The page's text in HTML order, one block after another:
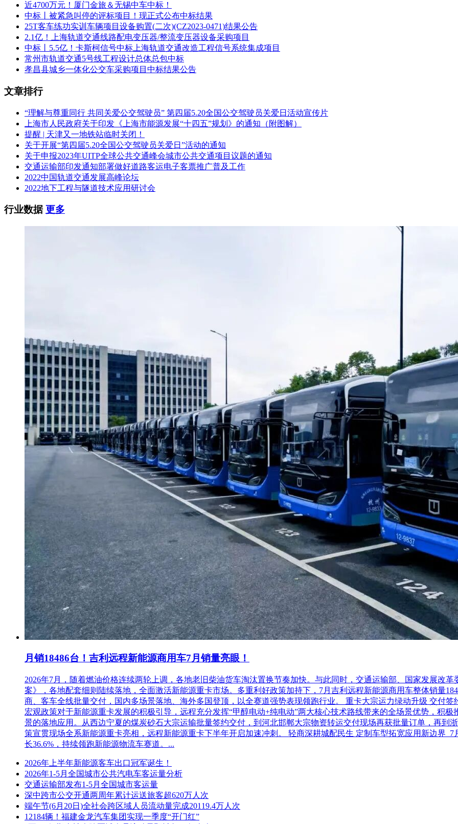
庄骑芳、方祖华、孙家星、花明敏、吴军、魏晓燕、曹炯
六、代理服务收费标准及金额：
本项目代理费收费标准：中标人领取中标通知书后5日内，一次性向招标代理单位支付服务费：33550元整。
本项目代理费总金额：3.3550000 万元(人民币)
七、公告期限
自本公告发布之日起1个工作日。
八、其它补充事宜
如对中标结果有异议，请于本公告有效期截至之日起七个工作日内以书面形式向上海衷洲管理咨询有限公司(地址：上海市闵
飞，联系电话：17621940319)提出质疑。
九、凡对本次公告内容提出询问，请按以下方式联系。
1.采购人信息
名 称：上海众兴汽车旅游客运有限公司
3.项目联系方式
项目联系人：孙飞
电 话： 17621940319
特别推荐 上海国际客车展 上海国际客车展现场参观报名
近4700万元！厦门金旅＆无锡中车中标！
中标丨被紧急叫停的评标项目！现正式公布中标结果
25T客车练功实训车辆项目设备购置(二次)(CZ2023-0471)结果公告
2.1亿！上海轨道交通线路配电变压器/整流变压器设备采购项目
中标丨5.5亿！卡斯柯信号中标上海轨道交通改造工程信号系统集成项目
常州市轨道交通5号线工程设计总体总包中标
孝昌县城乡一体化公交车采购项目中标结果公告
文章排行
“理解与尊重同行 共同关爱公交驾驶员” 第四届5.20全国公交驾驶员关爱日活动宣传片
上海市人民政府关于印发《上海市能源发展“十四五”规划》的通知（附图解）
提醒 | 天津又一地铁站临时关闭！
关于开展“第四届5.20全国公交驾驶员关爱日”活动的通知
关于申报2023年UITP全球公共交通峰会城市公共交通项目议题的通知
交通运输部印发通知部署做好道路客运电子客票推广普及工作
2022中国轨道交通发展高峰论坛
2022地下工程与隧道技术应用研讨会
行业数据更多
月销18486台！吉利远程新能源商用车7月销量亮眼！
2026年7月，随着燃油价格连续两轮上调，各地老旧柴油货车淘汰置换节奏加快。与此同时，交通运输部、国家发展改
案》，各地配套细则陆续落地，全面激活新能源重卡市场。多重利好政策加持下，7月吉利远程新能源商用车整体销量
商、客车全线批量交付，国内多场景落地、海外多国登顶，以全赛道强势表现领跑行业。 重卡大宗运力绿动升级 交付
宏观政策对于新能源重卡发展的积极引导，远程充分发挥“甲醇电动+纯电动”两大核心技术路线带来的全场景优势，积
景的落地应用。从西边宁夏的煤炭砂石大宗运输批量签约交付，到河北邯郸大宗物资转运交付现场再获批量订单，再到
策宣贯现场全系新能源重卡亮相，远程新能源重卡下半年开启加速冲刺。 轻商深耕城配民生 定制车型拓宽应用新边界
长36.6%，持续领跑新能源物流车赛道。...
2026年上半年新能源客车出口冠军诞生！
2026年1-5月全国城市公共汽电车客运量分析
交通运输部发布1-5月全国城市客运量
深中跨市公交开通两周年累计运送旅客超620万人次
端午节(6月20日)全社会跨区域人员流动量完成20119.4万人次
12184辆！福建金龙汽车集团实现一季度“开门红”